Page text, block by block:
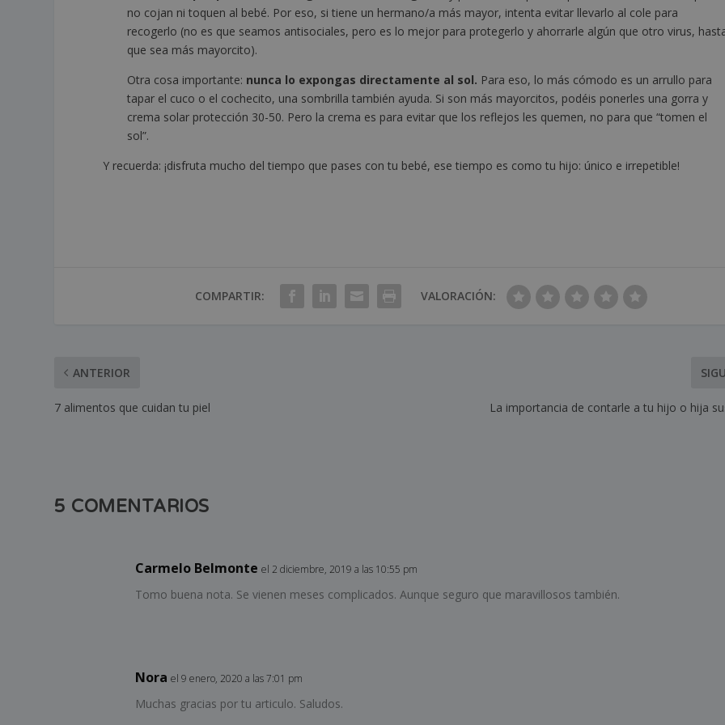
no cojan ni toquen al bebé. Por eso, si tiene un hermano/a más mayor, intenta evitar llevarlo al cole para
recogerlo (no es que seamos antisociales, pero es lo mejor para protegerlo y ahorrarle algún que otro virus,
que sea más mayorcito).
Otra cosa importante: nunca lo expongas directamente al sol. Para eso, lo más cómodo es un arrullo para
tapar el cuco o el cochecito, una sombrilla también ayuda. Si son más mayorcitos, podéis ponerles una gorra y
crema solar protección 30-50. Pero la crema es para evitar que los reflejos les quemen, no para que “tomen el
sol”.
Y recuerda: ¡disfruta mucho del tiempo que pases con tu bebé, ese tiempo es como tu hijo: único e irrepetible!
COMPARTIR: VALORACIÓN:
ANTERIOR
7 alimentos que cuidan tu piel La importancia de contarle a tu hijo o hija
5 COMENTARIOS
Carmelo Belmonte el 2 diciembre, 2019 a las 10:55 pm
Tomo buena nota. Se vienen meses complicados. Aunque seguro que maravillosos también.
Nora el 9 enero, 2020 a las 7:01 pm
Muchas gracias por tu articulo. Saludos.